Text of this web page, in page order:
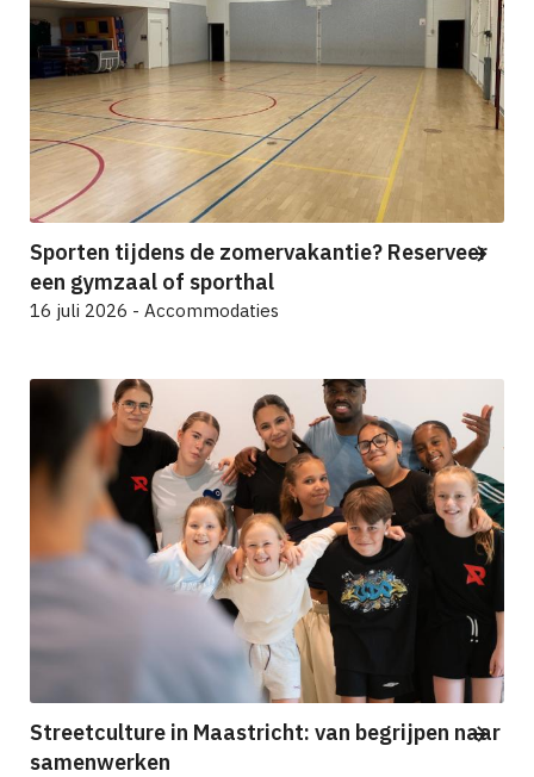
Sporten tijdens de zomervakantie? Reserveer
een gymzaal of sporthal
16 juli 2026 - Accommodaties
Streetculture in Maastricht: van begrijpen naar
samenwerken